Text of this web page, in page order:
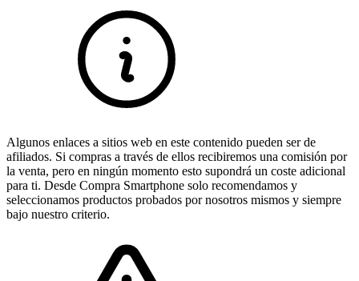
Algunos enlaces a sitios web en este contenido pueden ser de
afiliados. Si compras a través de ellos recibiremos una comisión por
la venta, pero en ningún momento esto supondrá un coste adicional
para ti. Desde Compra Smartphone solo recomendamos y
seleccionamos productos probados por nosotros mismos y siempre
bajo nuestro criterio.